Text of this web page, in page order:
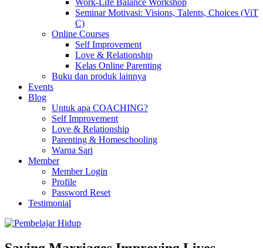
Work-Life Balance Workshop
Seminar Motivasi: Visions, Talents, Choices (ViT
C)
Online Courses
Self Improvement
Love & Relationship
Kelas Online Parenting
Buku dan produk lainnya
Events
Blog
Untuk apa COACHING?
Self Improvement
Love & Relationship
Parenting & Homeschooling
Warna Sari
Member
Member Login
Profile
Password Reset
Testimonial